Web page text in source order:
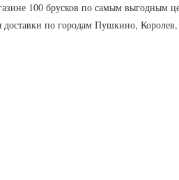
100 брусков по самым выгодным
по городам Пушкино,